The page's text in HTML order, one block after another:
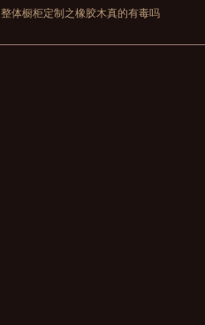
整体橱柜定制之橡胶木真的有毒吗